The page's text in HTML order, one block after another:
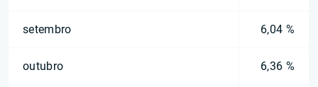
setembro 6,04 %
outubro 6,36 %